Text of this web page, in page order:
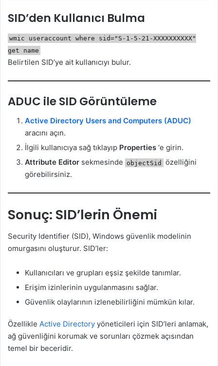
SID’den Kullanıcı Bulma
wmic useraccount where sid="S-1-5-21-XXXXXXXXXX"
get name
Belirtilen SID’ye ait kullanıcıyı bulur.
ADUC ile SID Görüntüleme
Active Directory Users and Computers (ADUC)
aracını açın.
İlgili kullanıcıya sağ tıklayıp Properties ‘e girin.
Attribute Editor sekmesinde objectSid
özelliğini
görebilirsiniz.
Sonuç: SID’lerin Önemi
Security Identifier (SID), Windows güvenlik modelinin
omurgasını oluşturur. SID’ler:
Kullanıcıları ve grupları eşsiz şekilde tanımlar.
Erişim izinlerinin uygulanmasını sağlar.
Güvenlik olaylarının izlenebilirliğini mümkün kılar.
Özellikle Active Directory yöneticileri için SID’leri anlamak,
ağ güvenliğini korumak ve sorunları çözmek açısından
temel bir beceridir.